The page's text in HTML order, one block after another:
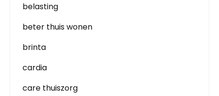
belasting
beter thuis wonen
brinta
cardia
care thuiszorg